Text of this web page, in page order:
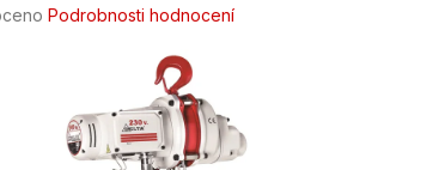
Podrobnosti hodnocení